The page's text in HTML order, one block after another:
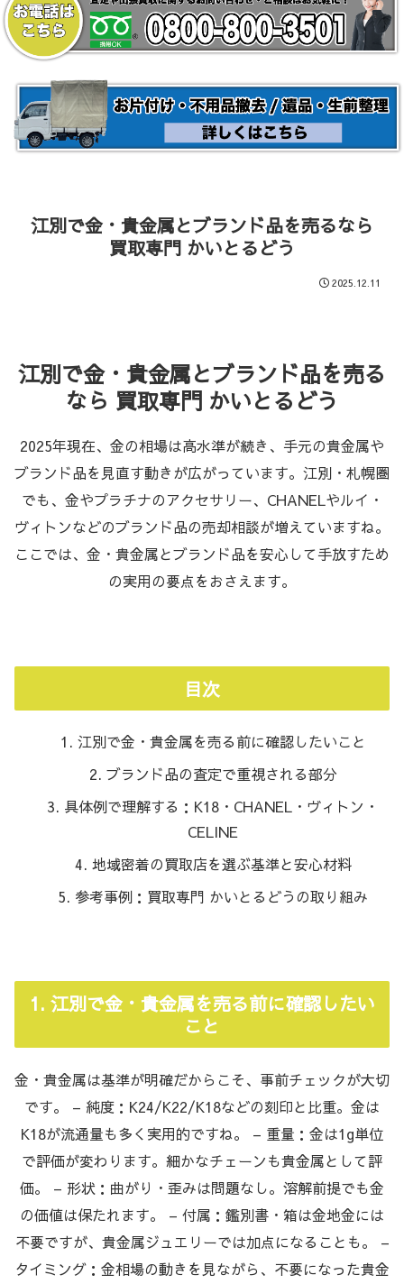
江別で金・貴金属とブランド品を売るなら
買取専門 かいとるどう
2025.12.11
江別で金・貴金属とブランド品を売る
なら 買取専門 かいとるどう
2025年現在、金の相場は高水準が続き、手元の貴金属や
ブランド品を見直す動きが広がっています。江別・札幌圏
でも、金やプラチナのアクセサリー、CHANELやルイ・
ヴィトンなどのブランド品の売却相談が増えていますね。
ここでは、金・貴金属とブランド品を安心して手放すため
の実用の要点をおさえます。
目次
江別で金・貴金属を売る前に確認したいこと
ブランド品の査定で重視される部分
具体例で理解する：K18・CHANEL・ヴィトン・
CELINE
地域密着の買取店を選ぶ基準と安心材料
参考事例：買取専門 かいとるどうの取り組み
1. 江別で金・貴金属を売る前に確認したい
こと
金・貴金属は基準が明確だからこそ、事前チェックが大切
です。 – 純度：K24/K22/K18などの刻印と比重。金は
K18が流通量も多く実用的ですね。 – 重量：金は1g単位
で評価が変わります。細かなチェーンも貴金属として評
価。 – 形状：曲がり・歪みは問題なし。溶解前提でも金
の価値は保たれます。 – 付属：鑑別書・箱は金地金には
不要ですが、貴金属ジュエリーでは加点になることも。 –
タイミング：金相場の動きを見ながら、不要になった貴金